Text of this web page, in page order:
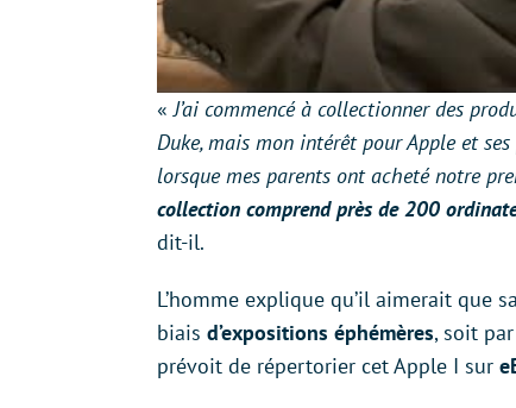
«J’ai commencé à collectionner des
Duke, mais mon intérêt pour Apple et
lorsque mes parents ont acheté notre
collection comprend près de 200
dit-il.
L’homme explique qu’il aimerait que
biais d’expositions éphémères, soit
prévoit de répertorier cet Apple I sur